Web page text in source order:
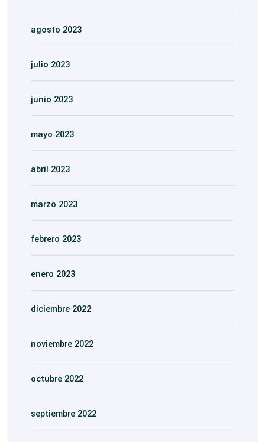
agosto 2023
julio 2023
junio 2023
mayo 2023
abril 2023
marzo 2023
febrero 2023
enero 2023
diciembre 2022
noviembre 2022
octubre 2022
septiembre 2022